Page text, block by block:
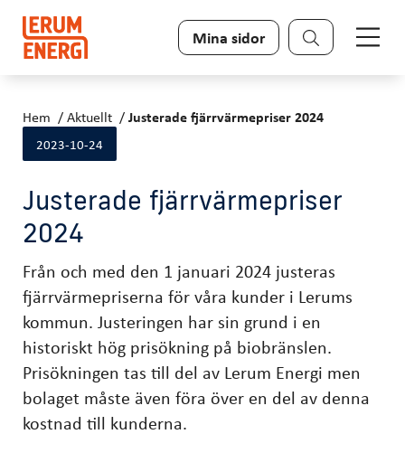
Sök
Mina sidor
Hem Aktuellt Justerade fjärrvärmepriser 2024
2023-10-24
Justerade fjärrvärmepriser
2024
Från och med den 1 januari 2024 justeras
fjärrvärmepriserna för våra kunder i Lerums
kommun. Justeringen har sin grund i en
historiskt hög prisökning på biobränslen.
Prisökningen tas till del av Lerum Energi men
bolaget måste även föra över en del av denna
kostnad till kunderna.